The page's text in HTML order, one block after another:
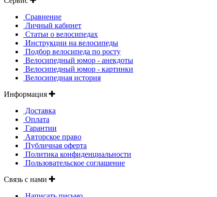
Сравнение
Личный кабинет
Статьи о велосипедах
Инструкции на велосипеды
Подбор велосипеда по росту
Велосипедный юмор - анекдоты
Велосипедный юмор - картинки
Велосипедная история
Информация
Доставка
Оплата
Гарантии
Авторское право
Публичная оферта
Политика конфиденциальности
Пользовательское соглашение
Связь с нами